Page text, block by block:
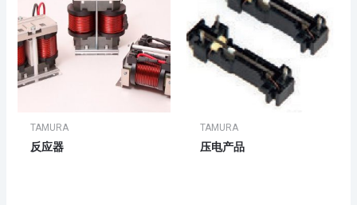
TAMURA
反应器
TAMURA
压电产品